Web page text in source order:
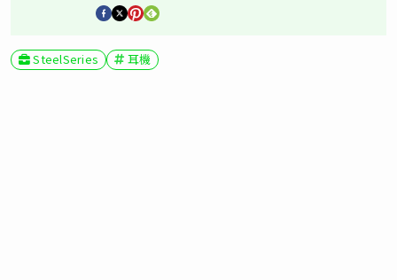
SteelSeries 耳機